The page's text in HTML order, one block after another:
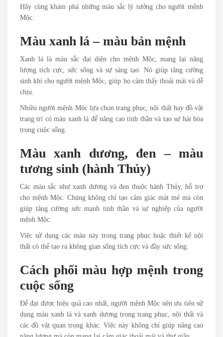
Hãy cùng khám phá những màu sắc lý tưởng cho người mệnh
Mộc.
Màu xanh lá – màu bản mệnh
Xanh lá là màu sắc đại diện cho mệnh Mộc, mang lại năng
lượng tích cực, sức sống và sự sáng tạo. Nó giúp tăng cường
sinh khí cho người mệnh Mộc, giúp họ cảm thấy thoải mái và dễ
chịu.
Nhiều người mệnh Mộc lựa chọn trang phục, nội thất hay đồ vật
trang trí có màu xanh lá để nâng cao tinh thần và tạo sự hài hòa
trong cuộc sống.
Màu xanh dương, đen – màu
tương sinh (hành Thủy)
Các màu sắc như xanh dương và đen thuộc hành Thủy, hỗ trợ
cho mệnh Mộc. Chúng không chỉ tạo cảm giác mát mẻ mà còn
giúp tăng cường sức mạnh tinh thần và sự nghiệp của người
mệnh Mộc.
Việc sử dụng các màu này trong trang phục hoặc thiết kế nội
thất có thể tạo ra không gian sống tích cực và đầy sức sống.
Cách phối màu hợp mệnh trong
cuộc sống
Để đạt được hiệu quả cao nhất, người mệnh Mộc nên ưu tiên sử
dụng màu xanh lá và xanh dương trong trang phục, nội thất và
các đồ vật quan trọng khác. Việc này không chỉ giúp nâng cao